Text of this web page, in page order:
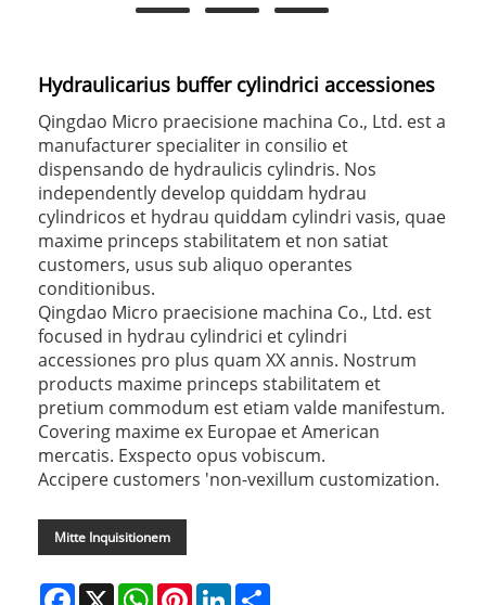
Hydraulicarius buffer cylindrici accessiones
Qingdao Micro praecisione machina Co., Ltd. est a
manufacturer specialiter in consilio et
dispensando de hydraulicis cylindris. Nos
independently develop quiddam hydrau
cylindricos et hydrau quiddam cylindri vasis, quae
maxime princeps stabilitatem et non satiat
customers, usus sub aliquo operantes
conditionibus.
Qingdao Micro praecisione machina Co., Ltd. est
focused in hydrau cylindrici et cylindri
accessiones pro plus quam XX annis. Nostrum
products maxime princeps stabilitatem et
pretium commodum est etiam valde manifestum.
Covering maxime ex Europae et American
mercatis. Exspecto opus vobiscum.
Accipere customers 'non-vexillum customization.
Mitte Inquisitionem
Facebook
X WhatsAppPinterestLinkedIn